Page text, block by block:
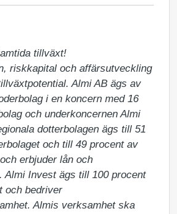
tillväxt!
riskkapital och affärsutveckling
Almi AB ägs av
i en koncern med 16
och underkoncernen Almi
dotterbolagen ägs till 51
och till 49 procent av
erbjuder lån och
Almi Invest ägs till 100 procent
och bedriver
Almis verksamhet ska